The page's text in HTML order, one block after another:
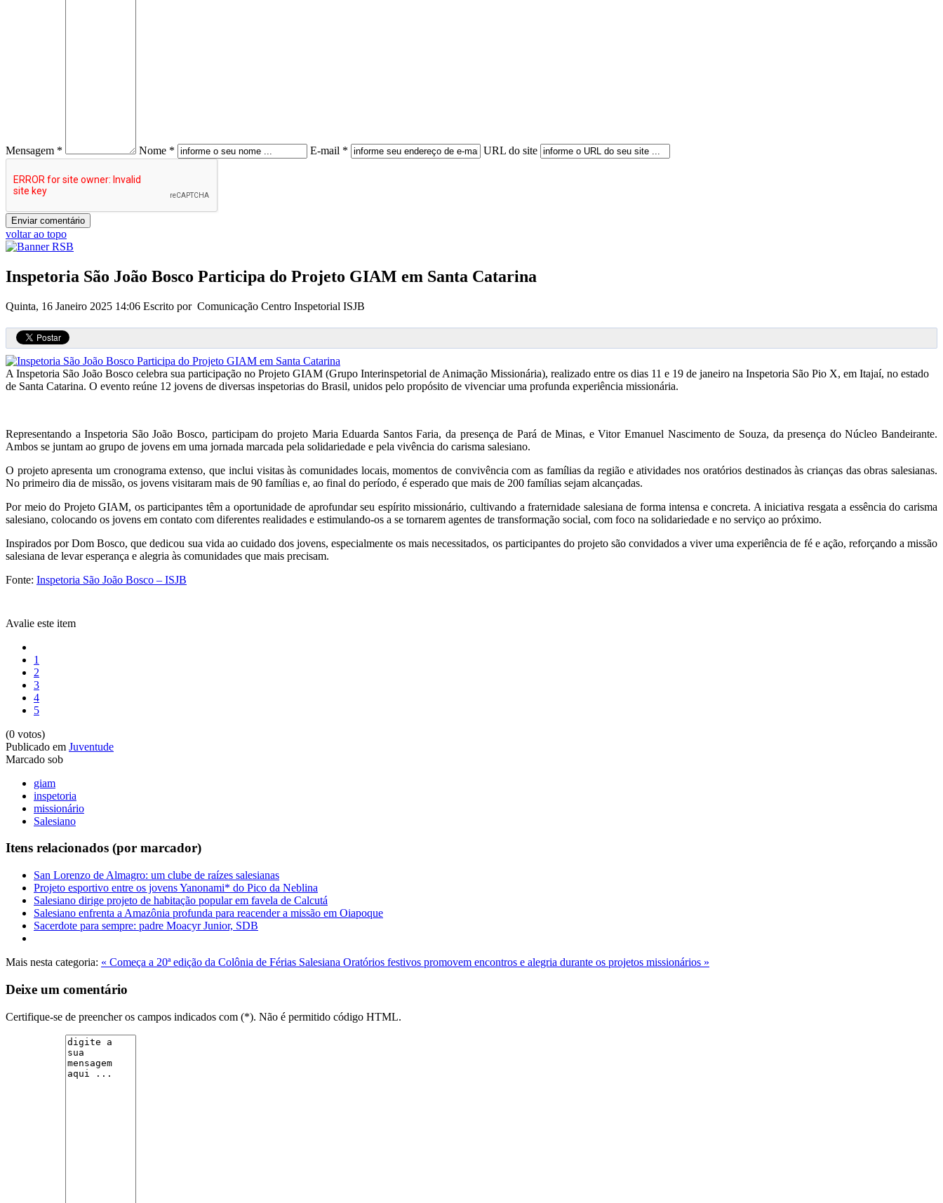
Mensagem * Nome * E-mail * URL do site
voltar ao topo
Inspetoria São João Bosco Participa do Projeto GIAM em Santa Catarina
Quinta, 16 Janeiro 2025 14:06 Escrito por Comunicação Centro Inspetorial ISJB
A Inspetoria São João Bosco celebra sua participação no Projeto GIAM (Grupo Interinspetorial de Animação Missionária), realizado entre os dias 11 e 19 de janeiro na Inspetoria São Pio X, em Itajaí, no estado
de Santa Catarina. O evento reúne 12 jovens de diversas inspetorias do Brasil, unidos pelo propósito de vivenciar uma profunda experiência missionária.
Representando a Inspetoria São João Bosco, participam do projeto Maria Eduarda Santos Faria, da presença de Pará de Minas, e Vitor Emanuel Nascimento de Souza, da presença do Núcleo Bandeirante.
Ambos se juntam ao grupo de jovens em uma jornada marcada pela solidariedade e pela vivência do carisma salesiano.
O projeto apresenta um cronograma extenso, que inclui visitas às comunidades locais, momentos de convivência com as famílias da região e atividades nos oratórios destinados às crianças das obras salesianas.
No primeiro dia de missão, os jovens visitaram mais de 90 famílias e, ao final do período, é esperado que mais de 200 famílias sejam alcançadas.
Por meio do Projeto GIAM, os participantes têm a oportunidade de aprofundar seu espírito missionário, cultivando a fraternidade salesiana de forma intensa e concreta. A iniciativa resgata a essência do carisma
salesiano, colocando os jovens em contato com diferentes realidades e estimulando-os a se tornarem agentes de transformação social, com foco na solidariedade e no serviço ao próximo.
Inspirados por Dom Bosco, que dedicou sua vida ao cuidado dos jovens, especialmente os mais necessitados, os participantes do projeto são convidados a viver uma experiência de fé e ação, reforçando a missão
salesiana de levar esperança e alegria às comunidades que mais precisam.
Fonte: Inspetoria São João Bosco – ISJB
Avalie este item
1
2
3
4
5
(0 votos)
Publicado em Juventude
Marcado sob
giam
inspetoria
missionário
Salesiano
Itens relacionados (por marcador)
San Lorenzo de Almagro: um clube de raízes salesianas
Projeto esportivo entre os jovens Yanonami* do Pico da Neblina
Salesiano dirige projeto de habitação popular em favela de Calcutá
Salesiano enfrenta a Amazônia profunda para reacender a missão em Oiapoque
Sacerdote para sempre: padre Moacyr Junior, SDB
Mais nesta categoria: « Começa a 20ª edição da Colônia de Férias Salesiana Oratórios festivos promovem encontros e alegria durante os projetos missionários »
Deixe um comentário
Certifique-se de preencher os campos indicados com (*). Não é permitido código HTML.